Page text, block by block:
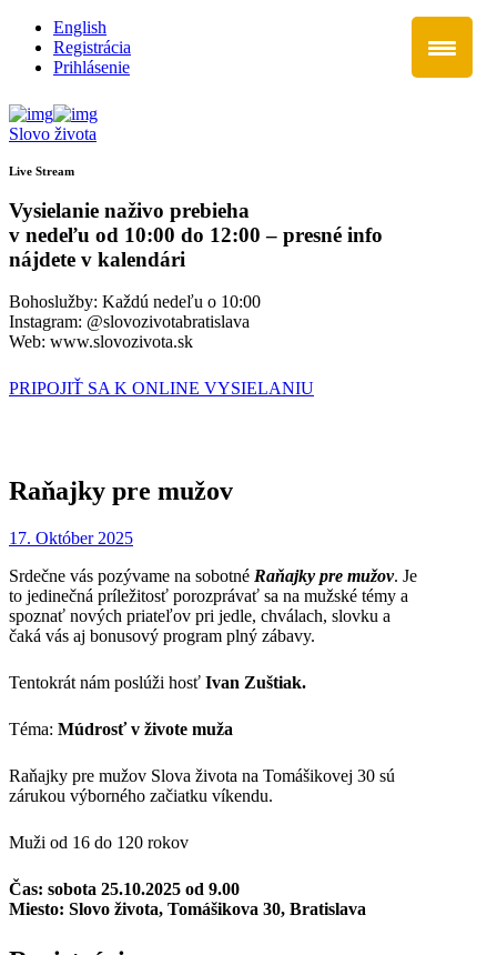
English
Registrácia
Prihlásenie
Slovo života
Live Stream
Vysielanie naživo prebieha
v nedeľu od 10:00 do 12:00 – presné info
nájdete v kalendári
Bohoslužby: Každú nedeľu o 10:00
Instagram: @slovozivotabratislava
Web: www.slovozivota.sk
PRIPOJIŤ SA K ONLINE VYSIELANIU
Raňajky pre mužov
17. Október 2025
Srdečne vás pozývame na sobotné Raňajky pre mužov. Je
to jedinečná príležitosť porozprávať sa na mužské témy a
spoznať nových priateľov pri jedle, chválach, slovku a
čaká vás aj bonusový program plný zábavy.
Tentokrát nám poslúži hosť Ivan Zuštiak.
Téma: Múdrosť v živote muža
Raňajky pre mužov Slova života na Tomášikovej 30 sú
zárukou výborného začiatku víkendu.
Muži od 16 do 120 rokov
Čas: sobota 25.10.2025 od 9.00
Miesto: Slovo života, Tomášikova 30, Bratislava